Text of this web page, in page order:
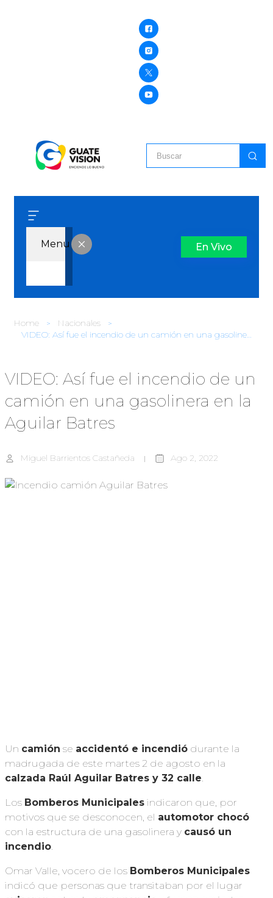
Menu En Vivo
Home
Nacionales
VIDEO: Así fue el incendio de un camión en una gasolinera en la Aguilar Batres
VIDEO: Así fue el incendio de un
camión en una gasolinera en la
Aguilar Batres
Miguel Barrientos Castañeda Ago 2, 2022
Un camión se accidentó e incendió durante la
madrugada de este martes 2 de agosto en la
calzada Raúl Aguilar Batres y 32 calle.
Los Bomberos Municipales indicaron que, por
motivos que se desconocen, el automotor chocó
con la estructura de una gasolinera y causó un
incendio.
Omar Valle, vocero de los Bomberos Municipales
indicó que personas que transitaban por el lugar